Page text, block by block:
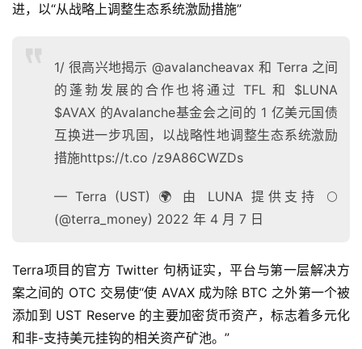
进，以“从战略上调整生态系统激励措施”
1/ 很高兴地揭示 @avalancheavax 和 Terra 之间
的蓬勃发展的合作也将通过 TFL 和 $LUNA
$AVAX 的Avalanche基金会之间的 1 亿美元国债
互换进一步巩固，以战略性地调整生态系统激励
措施https://t.co /z9A86CWZDs
— Terra (UST) 🌍 由 LUNA 提供支持 🌕
(@terra_money) 2022 年 4 月 7 日
Terra项目的官方 Twitter 句柄证实，平台与第一层解决方
案之间的 OTC 交易使“使 AVAX 成为除 BTC 之外第一个被
添加到 UST Reserve 的主要加密货币资产，标志着多元化
和非-支持美元挂钩的相关资产矿池。”